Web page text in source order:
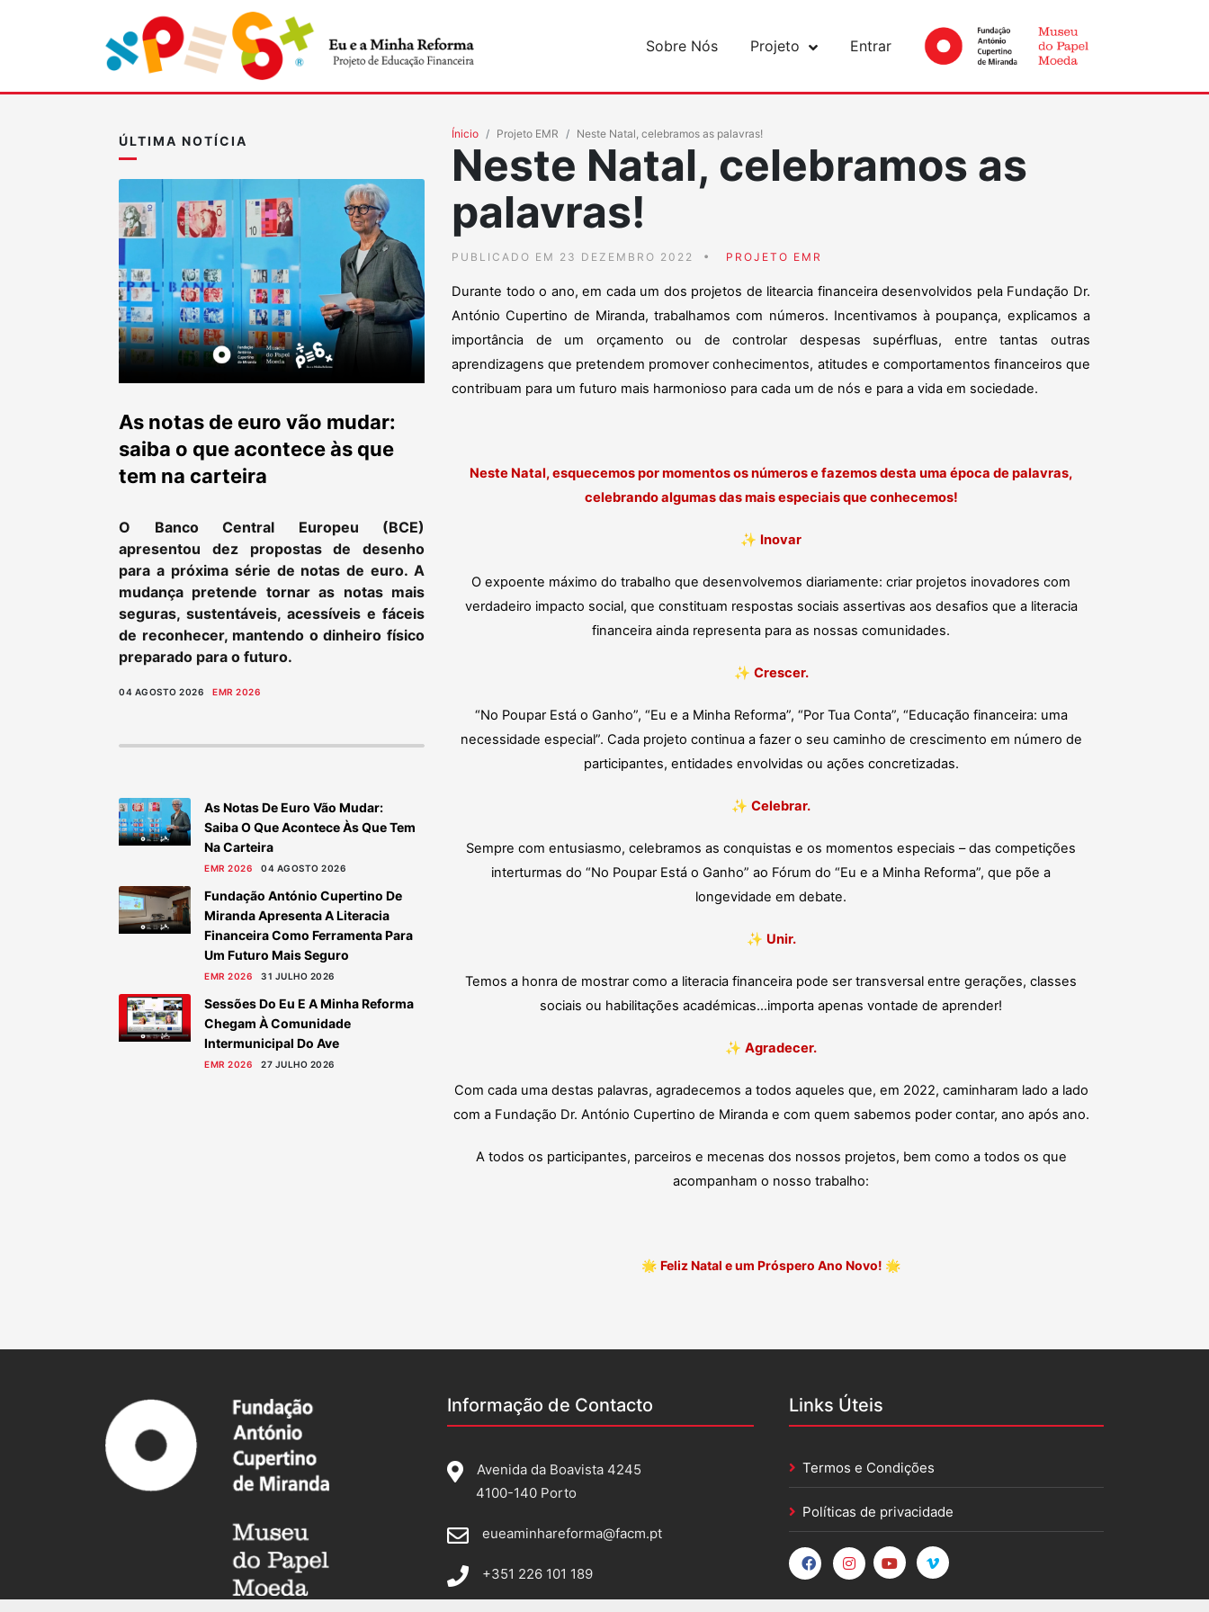
Sobre Nós Projeto Entrar
ÚLTIMA NOTÍCIA
As notas de euro vão mudar:
saiba o que acontece às que
tem na carteira
O Banco Central Europeu (BCE)
apresentou dez propostas de desenho
para a próxima série de notas de euro. A
mudança pretende tornar as notas mais
seguras, sustentáveis, acessíveis e fáceis
de reconhecer, mantendo o dinheiro físico
preparado para o futuro.
04 AGOSTO 2026 EMR 2026
As Notas De Euro Vão Mudar:
Saiba O Que Acontece Às Que Tem
Na Carteira
EMR 2026 04 AGOSTO 2026
Fundação António Cupertino De
Miranda Apresenta A Literacia
Financeira Como Ferramenta Para
Um Futuro Mais Seguro
EMR 2026 31 JULHO 2026
Sessões Do Eu E A Minha Reforma
Chegam À Comunidade
Intermunicipal Do Ave
EMR 2026 27 JULHO 2026
Ínicio Projeto EMR Neste Natal, celebramos as palavras!
Neste Natal, celebramos as
palavras!
PUBLICADO EM 23 DEZEMBRO 2022 PROJETO EMR
Durante todo o ano, em cada um dos projetos de litearcia financeira desenvolvidos pela Fundação Dr.
António Cupertino de Miranda, trabalhamos com números. Incentivamos à poupança, explicamos a
importância de um orçamento ou de controlar despesas supérfluas, entre tantas outras
aprendizagens que pretendem promover conhecimentos, atitudes e comportamentos financeiros que
contribuam para um futuro mais harmonioso para cada um de nós e para a vida em sociedade.
Neste Natal, esquecemos por momentos os números e fazemos desta uma época de palavras,
celebrando algumas das mais especiais que conhecemos!
✨ Inovar
O expoente máximo do trabalho que desenvolvemos diariamente: criar projetos inovadores com
verdadeiro impacto social, que constituam respostas sociais assertivas aos desafios que a literacia
financeira ainda representa para as nossas comunidades.
✨ Crescer.
“No Poupar Está o Ganho”, “Eu e a Minha Reforma”, “Por Tua Conta”, “Educação financeira: uma
necessidade especial”. Cada projeto continua a fazer o seu caminho de crescimento em número de
participantes, entidades envolvidas ou ações concretizadas.
✨ Celebrar.
Sempre com entusiasmo, celebramos as conquistas e os momentos especiais – das competições
interturmas do “No Poupar Está o Ganho” ao Fórum do “Eu e a Minha Reforma”, que põe a
longevidade em debate.
✨ Unir.
Temos a honra de mostrar como a literacia financeira pode ser transversal entre gerações, classes
sociais ou habilitações académicas…importa apenas vontade de aprender!
✨ Agradecer.
Com cada uma destas palavras, agradecemos a todos aqueles que, em 2022, caminharam lado a lado
com a Fundação Dr. António Cupertino de Miranda e com quem sabemos poder contar, ano após ano.
A todos os participantes, parceiros e mecenas dos nossos projetos, bem como a todos os que
acompanham o nosso trabalho:
🌟 Feliz Natal e um Próspero Ano Novo! 🌟
Informação de Contacto
Avenida da Boavista 4245
4100-140 Porto
eueaminhareforma@facm.pt
+351 226 101 189
Links Úteis
Termos e Condições
Políticas de privacidade